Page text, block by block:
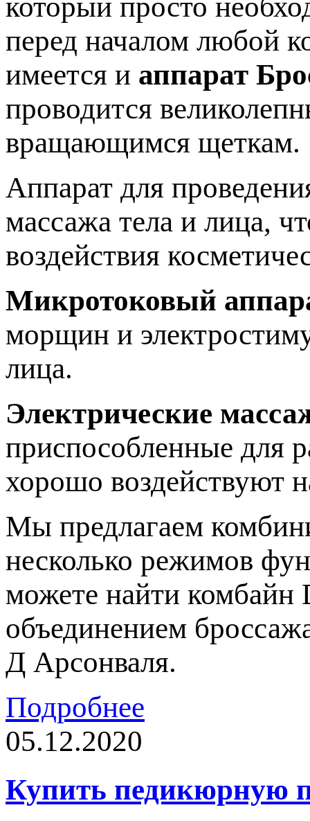
перед началом любой
имеется и аппарат
проводится
вращающимся щеткам.
Аппарат для
массажа тела и лица,
воздействия
Микротоковый
морщин и
лица.
Электрические
приспособленные для
хорошо воздействуют
Мы предлагаем
несколько режимов
можете найти комбайн
объединением
Д Арсонваля.
Подробнее
05.12.2020
Купить педикюрную